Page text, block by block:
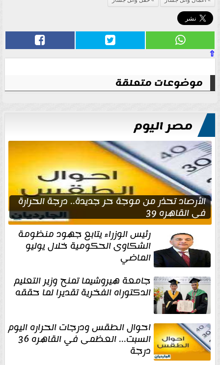
⇧
موضوعات متعلقة
مصر اليوم
الأرصاد تحذر من موجة حر جديدة.. درجة الحرارة
في القاهره 39
رئيس الوزراء يتابع جهود منظومة
الشكاوى الحكومية خلال يوليو
الماضي
جامعة هيروشيما تمنح وزير التعليم
الدكتوراه الفخرية تقديرا لما حققه
احوال الطقس ودرجات الحراره اليوم
السبت... العظمى في القاهره 36
درجة